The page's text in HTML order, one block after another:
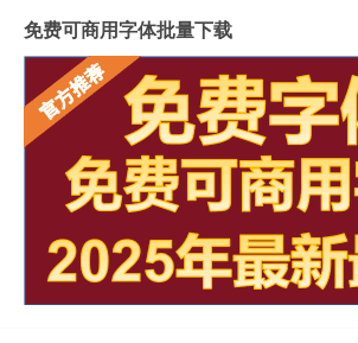
免费可商用字体批量下载